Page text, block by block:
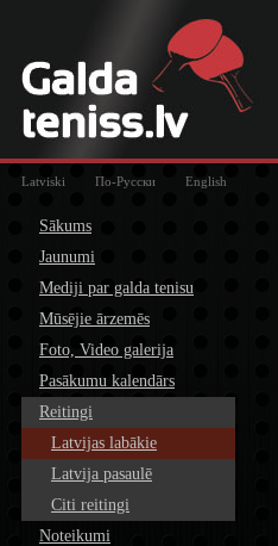
Latviski По-Русски English
Sākums
Jaunumi
Mediji par galda tenisu
Mūsējie ārzemēs
Foto, Video galerija
Pasākumu kalendārs
Reitingi
Latvijas labākie
Latvija pasaulē
Citi reitingi
Noteikumi